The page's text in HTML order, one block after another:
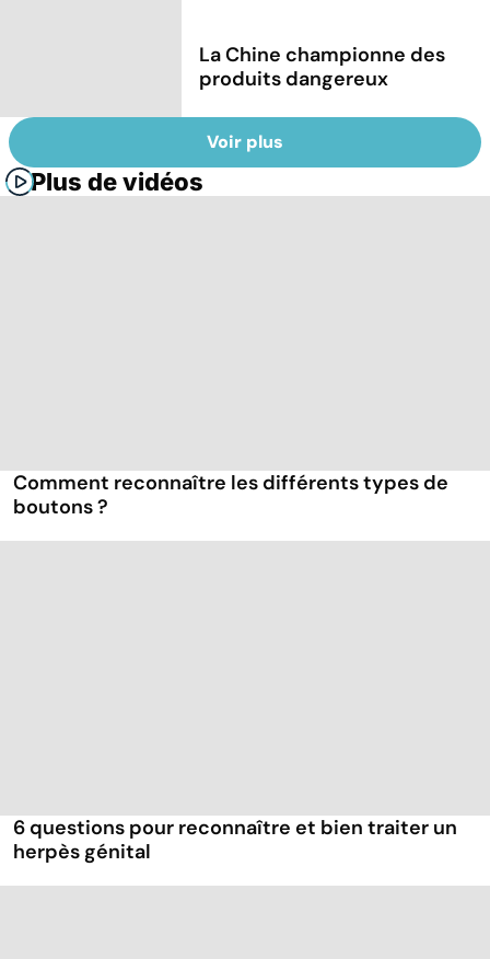
La Chine championne des
produits dangereux
Voir plus
Plus de vidéos
Comment reconnaître les différents types de
boutons ?
6 questions pour reconnaître et bien traiter un
herpès génital